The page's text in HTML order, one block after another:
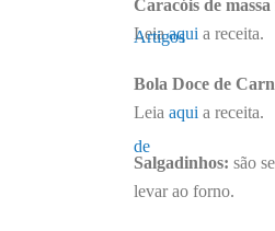
Caracóis de
Leiaaqui a receita.
Bola Doce de
Leia aqui a receita.
Salgadinhos: são
levar ao forno.